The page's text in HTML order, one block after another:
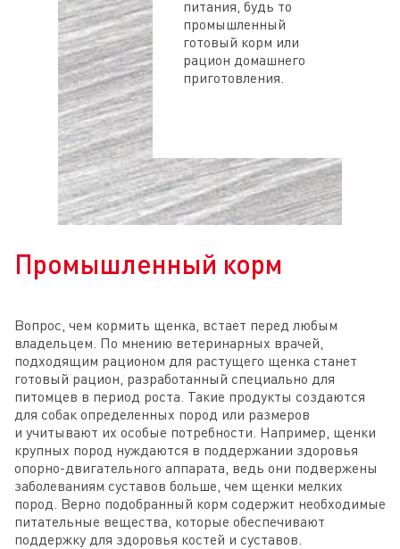
питания, будь то
промышленный
готовый корм или
рацион домашнего
приготовления.
Промышленный корм
Вопрос, чем кормить щенка, встает перед любым
владельцем. По мнению ветеринарных врачей,
подходящим рационом для растущего щенка станет
готовый рацион, разработанный специально для
питомцев в период роста. Такие продукты создаются
для собак определенных пород или размеров
и учитывают их особые потребности. Например, щенки
крупных пород нуждаются в поддержании здоровья
опорно-двигательного аппарата, ведь они подвержены
заболеваниям суставов больше, чем щенки мелких
пород. Верно подобранный корм содержит необходимые
питательные вещества, которые обеспечивают
поддержку для здоровья костей и суставов.